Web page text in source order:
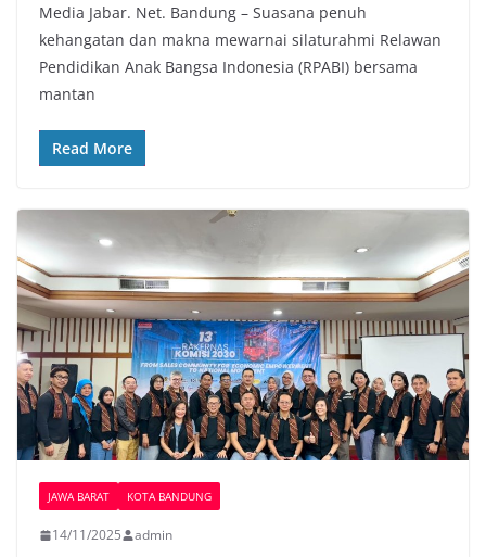
c
e
b
o
o
k
i
t
t
r
a
t
s
p
y
L
Media Jabar. Net. Bandung – Suasana penuh
kehangatan dan makna mewarnai silaturahmi Relawan
Pendidikan Anak Bangsa Indonesia (RPABI) bersama
mantan
Read More
JAWA BARAT KOTA BANDUNG
14/11/2025 admin